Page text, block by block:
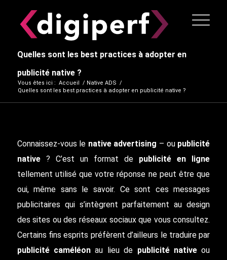
Quelles sont les best practices à adopter en
publicité native ?
Vous êtes ici : Accueil / Native ADS /
Quelles sont les best practices à adopter en publicité native ?
Connaissez-vous le native advertising – ou publicité
native? C’est un format de publicité en ligne
tellement utilisé que votre réponse ne peut être que
oui, même sans le savoir. Ce sont ces messages
publicitaires qui s’intègrent parfaitement au design
des sites ou des réseaux sociaux que vous consultez.
Certains fins esprits préfèrent d’ailleurs le traduire par
publicité caméléon au lieu de publicité native ou